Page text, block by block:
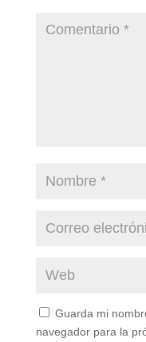
Guarda mi
navegador para la